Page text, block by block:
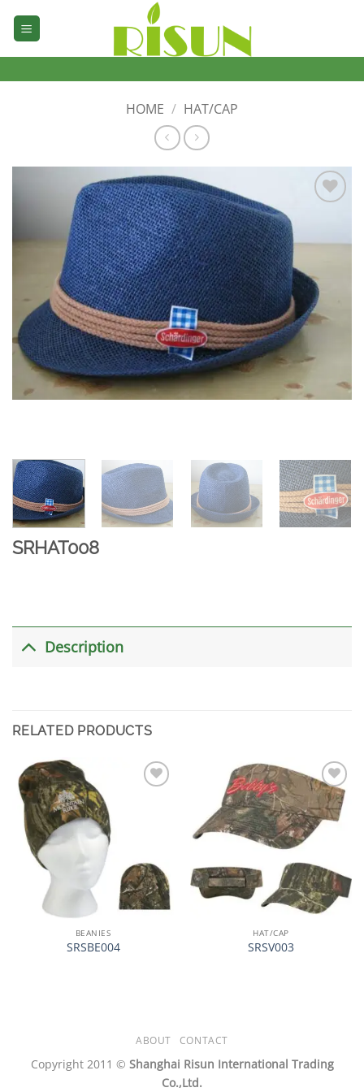
HOME / HAT/CAP
单
SRHAT008
Description
RELATED PRODUCTS
BEANIES
SRSBE004
加入
心愿
单
HAT/CAP
SRSV003
ABOUT CONTACT
Copyright 2011 © Shanghai Risun International Trading
Co.,Ltd.